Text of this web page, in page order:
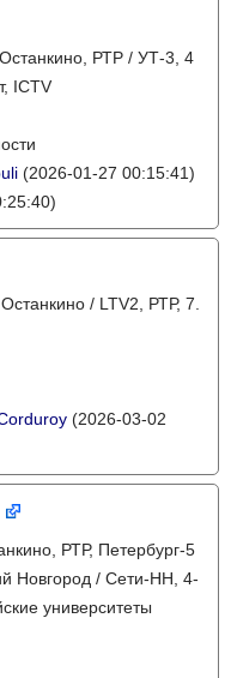
РТР / УТ-3, 4
ICTV
(2026-01-27 00:15:41)
/ LTV2, РТР, 7.
(2026-03-02
РТР, Петербург-5
Новгород / Сети-НН, 4-
университеты